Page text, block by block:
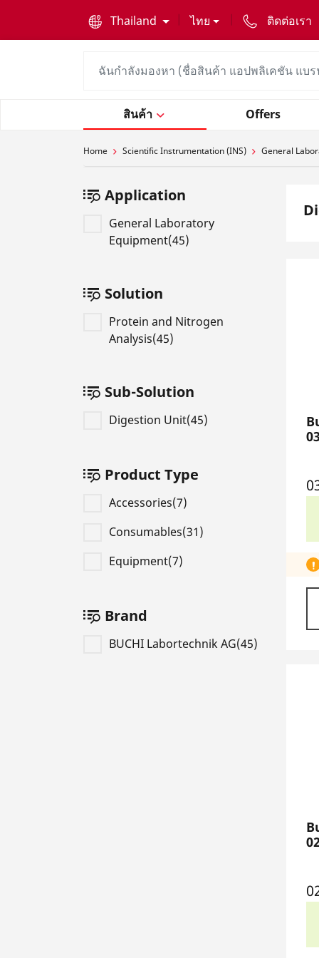
Thailand
ไทย ติดต่อเรา
สินค้า Offers
Home Scientific Instrumentation (INS) General
Application
General Laboratory
Equipment(45)
Solution
Protein and Nitrogen
Analysis(45)
Sub-Solution
Digestion Unit(45)
Product Type
Accessories(7)
Consumables(31)
Equipment(7)
Brand
BUCHI Labortechnik AG(45)